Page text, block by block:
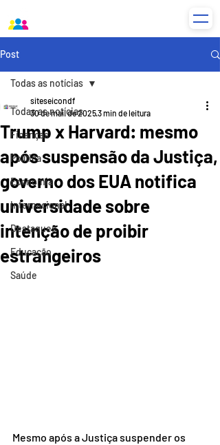
Post
Todas as notícias
Finanças
Política
Economia
Internacional
Destaques
Educação
Saúde
Todas as notícias
Trump x Harvard: mesmo
após suspensão da Justiça,
governo dos EUA notifica
universidade sobre
intenção de proibir
estrangeiros
siteseicondf
30 de mai. de 20253 min de leitura
Mesmo após a Justiça suspender os